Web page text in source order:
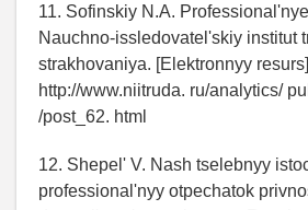
11. Sofinskiy N.A.
Nauchno-issledovatel'skiy institut
strakhovaniya. [Elektronnyy
http://www.niitruda. ru/analytics/
/post_62. html
12. Shepel' V. Nash tselebnyy
professional'nyy otpechatok